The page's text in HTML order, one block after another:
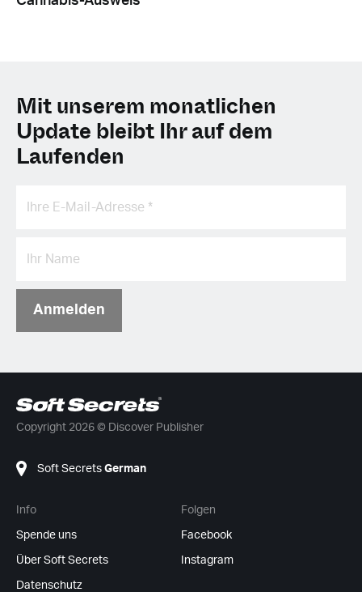
Mit unserem monatlichen
Update bleibt Ihr auf dem
Laufenden
Anmelden
Copyright 2026 © Discover Publisher
Soft Secrets German
Info
Spende uns
Über Soft Secrets
Datenschutz
Folgen
Facebook
Instagram